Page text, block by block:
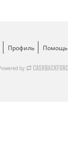
Профиль Помощь